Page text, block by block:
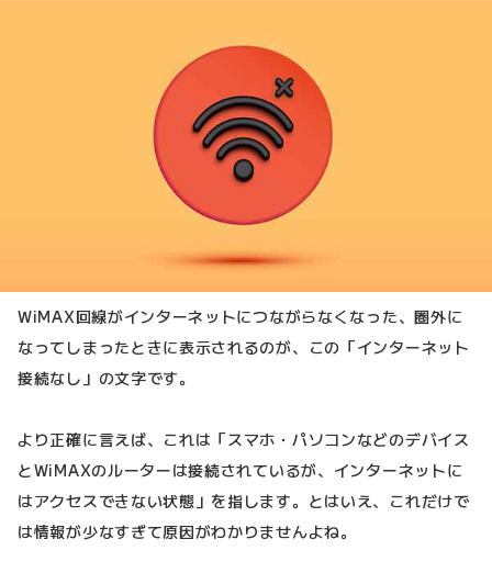
WiMAX回線がインターネットにつながらなくなった、圏外に
なってしまったときに表示されるのが、この「インターネット
接続なし」の文字です。
より正確に言えば、これは「スマホ・パソコンなどのデバイス
とWiMAXのルーターは接続されているが、インターネットに
はアクセスできない状態」を指します。とはいえ、これだけで
は情報が少なすぎて原因がわかりませんよね。